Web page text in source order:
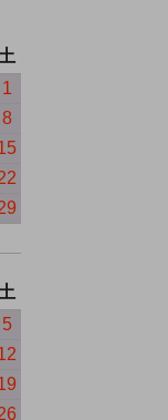
土
1
8
土
5